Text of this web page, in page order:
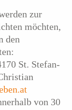
zur
möchten,
den
St. Stefan-
von 30